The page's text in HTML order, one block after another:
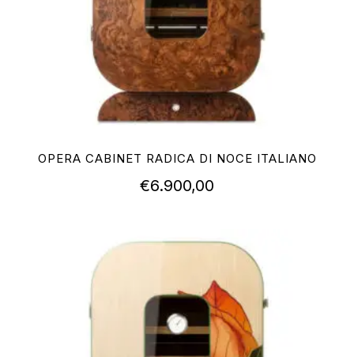
OPERA CABINET RADICA DI NOCE ITALIANO
€6.900,00